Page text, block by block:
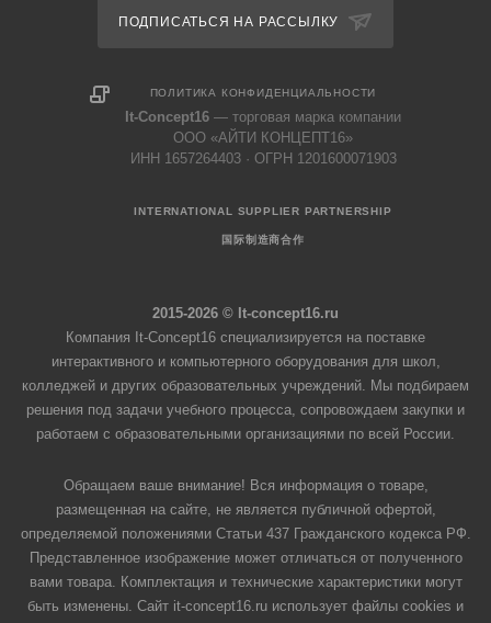
ПОДПИСАТЬСЯ НА РАССЫЛКУ
ПОЛИТИКА КОНФИДЕНЦИАЛЬНОСТИ
It-Concept16 — торговая марка компании
ООО «АЙТИ КОНЦЕПТ16»
ИНН 1657264403 · ОГРН 1201600071903
INTERNATIONAL SUPPLIER PARTNERSHIP
国际制造商合作
2015-2026 © It-concept16.ru
Компания It-Concept16 специализируется на поставке
интерактивного и компьютерного оборудования для школ,
колледжей и других образовательных учреждений. Мы подбираем
решения под задачи учебного процесса, сопровождаем закупки и
работаем с образовательными организациями по всей России.
Обращаем ваше внимание! Вся информация о товаре,
размещенная на сайте, не является публичной офертой,
определяемой положениями Статьи 437 Гражданского кодекса РФ.
Представленное изображение может отличаться от полученного
вами товара. Комплектация и технические характеристики могут
быть изменены. Сайт it-concept16.ru использует файлы cookies и